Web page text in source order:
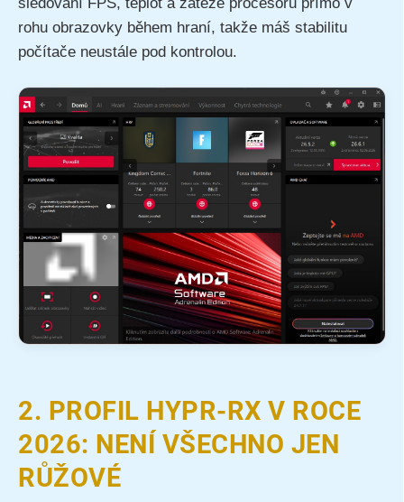
rohu obrazovky během hraní, takže máš stabilitu
počítače neustále pod kontrolou.
2. PROFIL HYPR-RX V ROCE
2026: NENÍ VŠECHNO JEN
RŮŽOVÉ